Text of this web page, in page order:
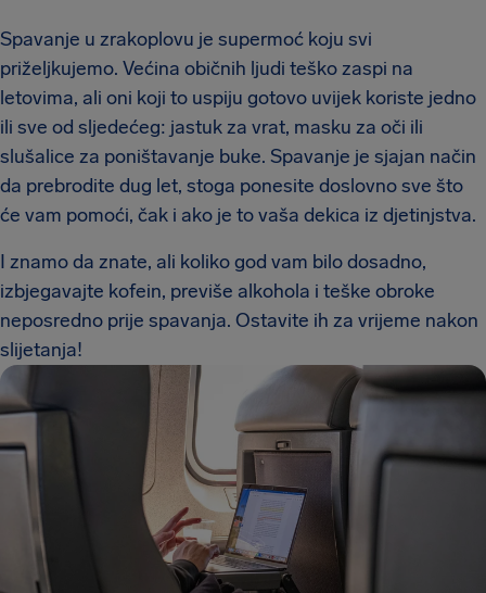
Spavanje u zrakoplovu je supermoć koju svi
priželjkujemo. Većina običnih ljudi teško zaspi na
letovima, ali oni koji to uspiju gotovo uvijek koriste jedno
ili sve od sljedećeg: jastuk za vrat, masku za oči ili
slušalice za poništavanje buke. Spavanje je sjajan način
da prebrodite dug let, stoga ponesite doslovno sve što
će vam pomoći, čak i ako je to vaša dekica iz djetinjstva.
I znamo da znate, ali koliko god vam bilo dosadno,
izbjegavajte kofein, previše alkohola i teške obroke
neposredno prije spavanja. Ostavite ih za vrijeme nakon
slijetanja!